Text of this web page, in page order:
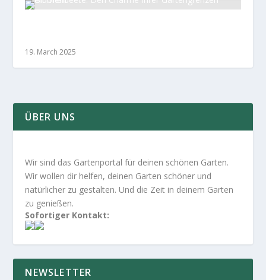
19. March 2025
ÜBER UNS
Wir sind das Gartenportal für deinen schönen Garten.
Wir wollen dir helfen, deinen Garten schöner und
natürlicher zu gestalten. Und die Zeit in deinem Garten
zu genießen.
Sofortiger Kontakt:
NEWSLETTER